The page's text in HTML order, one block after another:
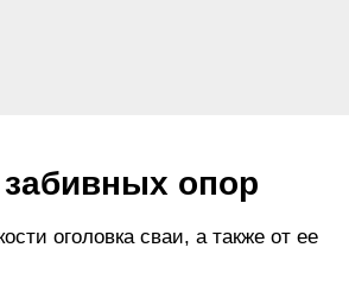
опор
оголовка сваи, а также от ее